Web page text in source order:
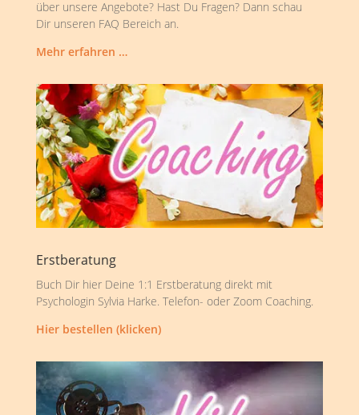
über unsere Angebote? Hast Du Fragen? Dann schau
Dir unseren FAQ Bereich an.
Mehr erfahren …
Erstberatung
Buch Dir hier Deine 1:1 Erstberatung direkt mit
Psychologin Sylvia Harke. Telefon- oder Zoom Coaching.
Hier bestellen (klicken)